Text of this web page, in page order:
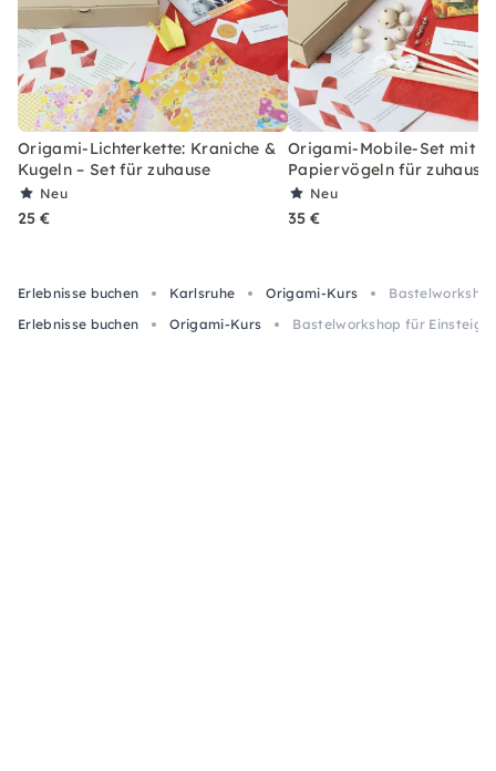
Origami-Lichterkette: Kraniche &
Kugeln – Set für zuhause
Neu
25 €
Origami-Mobile-Set mit 6
Papiervögeln für zuhause
Neu
35 €
Erlebnisse buchen Karlsruhe Origami-Kurs
Erlebnisse buchen
Origami-Kurs Bastelworkshop für